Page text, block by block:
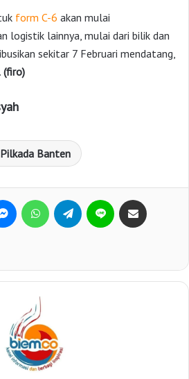
form C-6 akan mulai
logistik lainnya, mulai dari bilik dan
sekitar 7 Februari mendatang,
(firo)
Pilkada Banten